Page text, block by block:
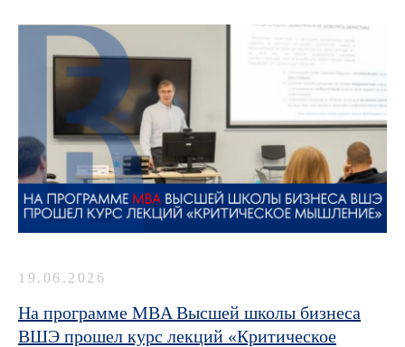
19.06.2026
На программе MBA Высшей школы бизнеса
ВШЭ прошел курс лекций «Критическое